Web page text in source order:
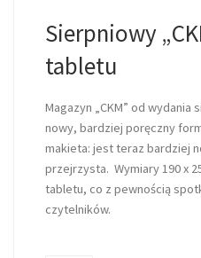
Sierpniowy
tabletu
Magazyn „CKM” od
nowy, bardziej poręczny
makieta: jest teraz bardziej
przejrzysta. Wymiary 190 x
tabletu, co z pewnością
czytelników.